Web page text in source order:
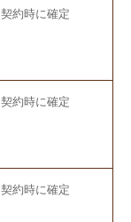
契約時に確定
契約時に確定
契約時に確定